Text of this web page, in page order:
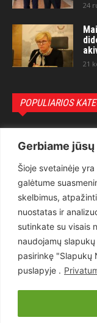
Gerbiame
Šioje svetainėje
galėtume
skelbimus,
nuostatas ir
sutinkate su visais
naudojamų
pasirinkę "Slapukų
puslapyje .
24
21
POPULIARIOS
Teisėsauga
Aktualu
Lietuva
Pasaulis
Статьи на русском
Articles in english